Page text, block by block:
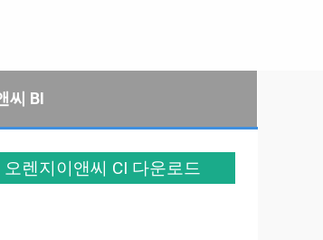
씨 BI
오렌지이앤씨 CI 다운로드